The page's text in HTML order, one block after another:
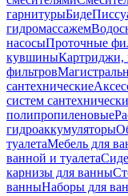
гарнитурыБиде
гидромассажем
насосыПроточные
кувшиныКартриджи,
фильтров
сантехнические
систем
полипропиленовые
гидроаккумуляторы
туалетаМебель для
ванной и туалета
карнизы для ванны
ванныНаборы для